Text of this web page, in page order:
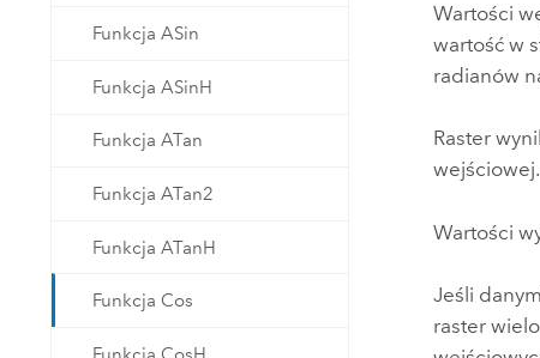
Funkcja ASin
Funkcja ASinH
Funkcja ATan
Funkcja ATan2
Funkcja ATanH
Funkcja Cos
Wartości
wartość w
radianów
Raster
wejściowej.
Wartości
Jeśli
raster